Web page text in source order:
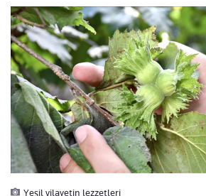
Yeşil vilayetin lezzetleri